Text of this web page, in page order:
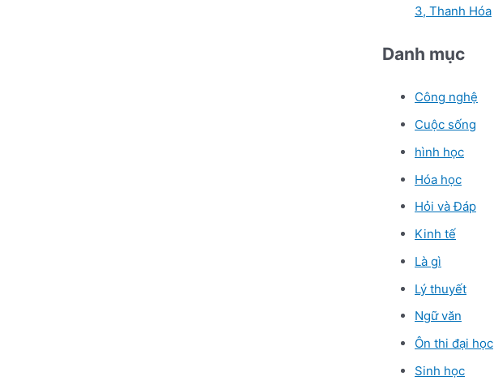
3, Thanh Hóa
Danh mục
Công nghệ
Cuộc sống
hình học
Hóa học
Hỏi và Đáp
Kinh tế
Là gì
Lý thuyết
Ngữ văn
Ôn thi đại học
Sinh học